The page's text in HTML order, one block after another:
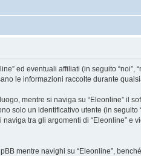
ed eventuali affiliati (in seguito “noi”,
le informazioni raccolte durante
mentre si naviga su “Eleonline” il
solo un identificativo utente (in
tra gli argomenti di “Eleonline”
mentre navighi su “Eleonline”,